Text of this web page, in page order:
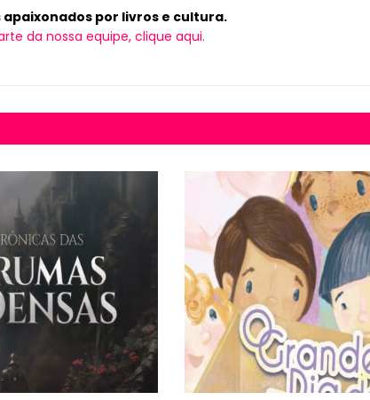
por livros e cultura.
da nossa equipe, clique aqui.